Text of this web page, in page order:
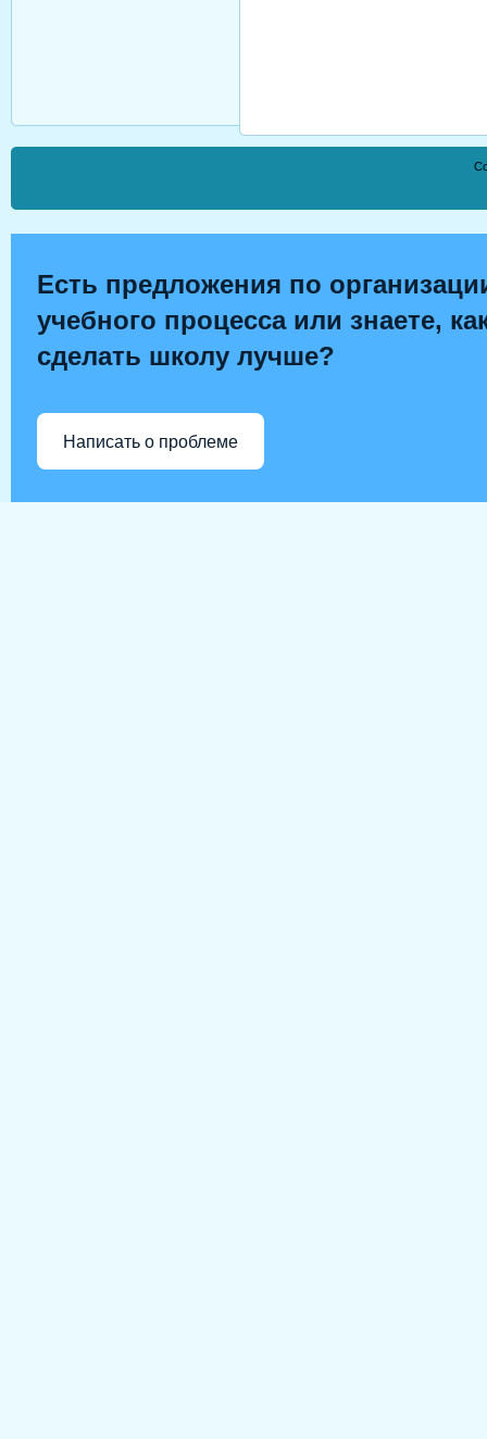
Есть предложения по
учебного процесса или знаете,
сделать школу лучше?
Написать о проблеме